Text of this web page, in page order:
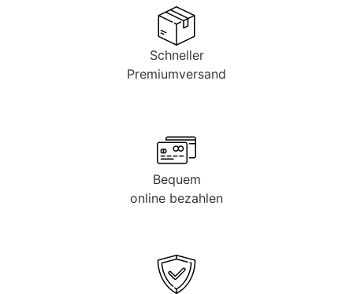
Schneller
Premiumversand
Bequem
online bezahlen